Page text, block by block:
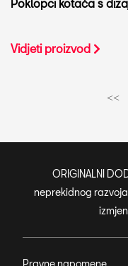
Poklopci kotača s
Vidjeti proizvod
<<
ORIGINALNI
neprekidnog